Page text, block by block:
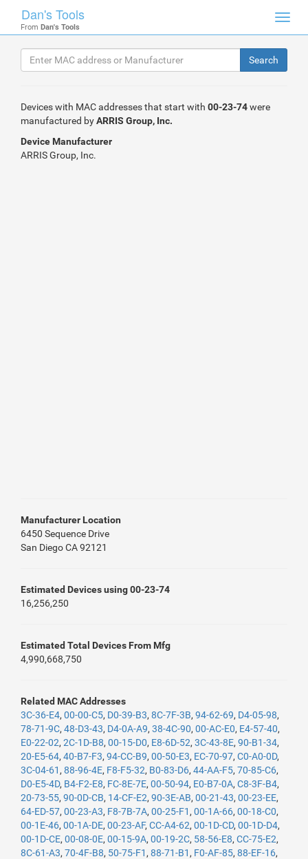
Dan's Tools
From Dan's Tools
Devices with MAC addresses that start with 00-23-74were
manufactured byARRIS Group, Inc.
Device Manufacturer
ARRIS Group, Inc.
Manufacturer Location
6450 Sequence Drive
San Diego CA 92121
Estimated Devices using 00-23-74
16,256,250
Estimated Total Devices From Mfg
4,990,668,750
Related MAC Addresses
3C-36-E4, 00-00-C5, D0-39-B3, 8C-7F-3B, 94-62-69, D4-05-98,
78-71-9C, 48-D3-43, D4-0A-A9, 38-4C-90, 00-AC-E0, E4-57-40,
E0-22-02, 2C-1D-B8, 00-15-D0, E8-6D-52, 3C-43-8E, 90-B1-34,
20-E5-64, 40-B7-F3, 94-CC-B9, 00-50-E3, EC-70-97, C0-A0-0D,
3C-04-61 , 88-96-4E, F8-F5-32, B0-83-D6, 44-AA-F5, 70-85-C6,
D0-E5-4D, B4-F2-E8, FC-8E-7E, 00-50-94, E0-B7-0A, C8-3F-B4,
20-73-55, 90-0D-CB, 14-CF-E2, 90-3E-AB, 00-21-43, 00-23-EE,
64-ED-57, 00-23-A3, F8-7B-7A, 00-25-F1 , 00-1A-66, 00-18-C0,
00-1E-46, 00-1A-DE, 00-23-AF, CC-A4-62, 00-1D-CD, 00-1D-D4,
00-1D-CE, 00-08-0E, 00-15-9A, 00-19-2C, 58-56-E8, CC-75-E2,
8C-61-A3, 70-4F-B8, 50-75-F1 , 88-71-B1 , F0-AF-85, 88-EF-16,